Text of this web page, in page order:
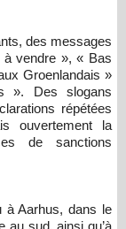
des messages
à vendre », « Bas
Groenlandais »
». Des slogans
répétées
ouvertement la
de sanctions
à Aarhus, dans le